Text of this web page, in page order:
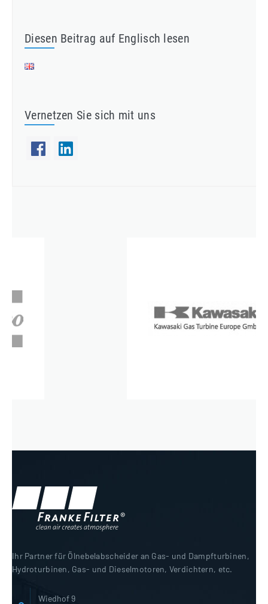
Diesen Beitrag auf Englisch lesen
Vernetzen Sie sich mit uns
Ihr Partner für Ölnebelabscheider an Gas- und Dampfturbinen,
Hydroturbinen, Gas- und Dieselmotoren, Verdichtern, etc.
Wiedhof 9